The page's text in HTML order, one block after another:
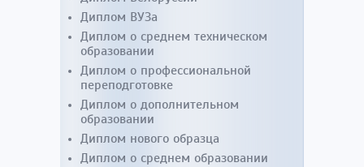
Диплом ВУЗа
Диплом о среднем техническом
образовании
Диплом о профессиональной
переподготовке
Диплом о дополнительном
образовании
Диплом нового образца
Диплом о среднем образовании